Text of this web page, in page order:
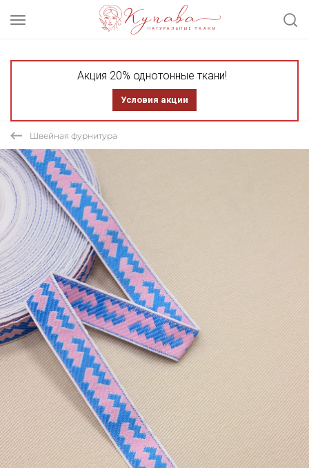
Акция 20% однотонные ткани!
Условия акции
Швейная фурнитура